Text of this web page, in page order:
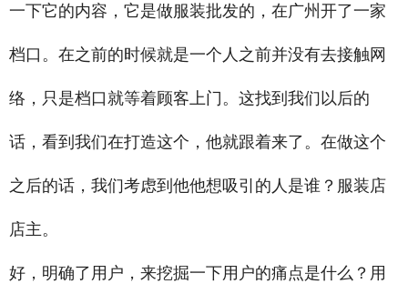
一下它的内容，它是做服装批发的，在广州开了一家
档口。在之前的时候就是一个人之前并没有去接触网
络，只是档口就等着顾客上门。这找到我们以后的
话，看到我们在打造这个，他就跟着来了。在做这个
之后的话，我们考虑到他他想吸引的人是谁？服装店
店主。
好，明确了用户，来挖掘一下用户的痛点是什么？用